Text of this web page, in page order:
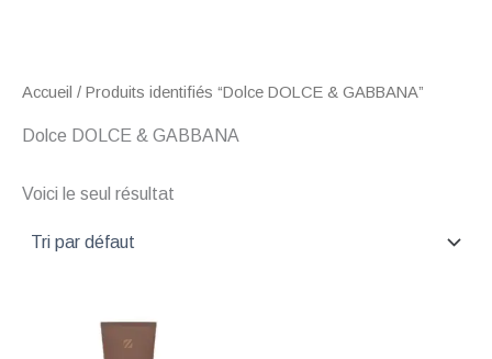
Accueil / Produits identifiés “Dolce DOLCE & GABBANA”
Dolce DOLCE & GABBANA
Voici le seul résultat